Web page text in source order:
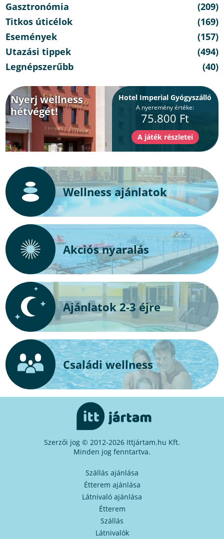
Gasztronómia
(209)
Titkos úticélok
(169)
Események
(157)
Utazási tippek
(494)
Legnépszerűbb
(40)
Nyerj wellness
hétvégét!
Hotel Imperial Gyógyszálló
A nyeremény értéke:
75.800 Ft
Wellness ajánlatok
Akciós nyaralás
Ajánlatok 2-3 éjre
Családi wellness
Szerzői jog © 2012-2026 Ittjártam.hu Kft.
Minden jog fenntartva.
Szállás ajánlása
Étterem ajánlása
Látnivaló ajánlása
Étterem
Szállás
Látnivalók